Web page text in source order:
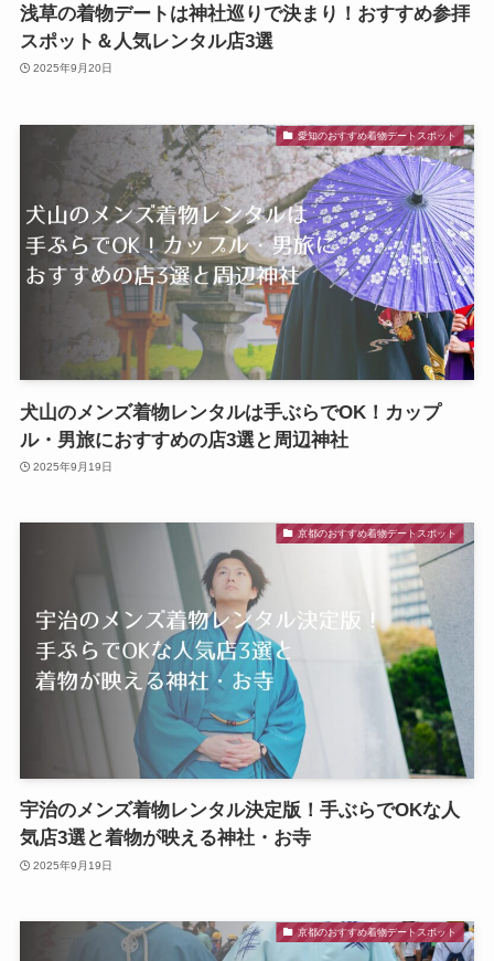
浅草の着物デートは神社巡りで決まり！おすすめ参拝
スポット＆人気レンタル店3選
2025年9月20日
愛知のおすすめ着物デートスポット
犬山のメンズ着物レンタルは手ぶらでOK！カップ
ル・男旅におすすめの店3選と周辺神社
2025年9月19日
京都のおすすめ着物デートスポット
宇治のメンズ着物レンタル決定版！手ぶらでOKな人
気店3選と着物が映える神社・お寺
2025年9月19日
京都のおすすめ着物デートスポット